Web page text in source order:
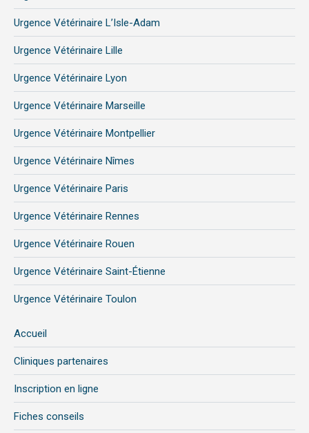
Urgence Vétérinaire L’Isle-Adam
Urgence Vétérinaire Lille
Urgence Vétérinaire Lyon
Urgence Vétérinaire Marseille
Urgence Vétérinaire Montpellier
Urgence Vétérinaire Nîmes
Urgence Vétérinaire Paris
Urgence Vétérinaire Rennes
Urgence Vétérinaire Rouen
Urgence Vétérinaire Saint-Étienne
Urgence Vétérinaire Toulon
Accueil
Cliniques partenaires
Inscription en ligne
Fiches conseils